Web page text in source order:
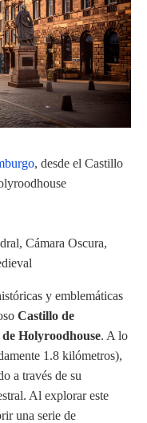
, desde el Castillo
Cámara Oscura,
y emblemáticas
Castillo de
Holyroodhouse. A lo
1.8 kilómetros),
a través de su
Al explorar este
una serie de